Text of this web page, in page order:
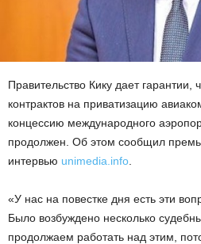
Правительство Кику дает гарантии,
контрактов на приватизацию
концессию международного
продолжен. Об этом сообщил
интервью unimedia.info
«У нас на повестке дня есть эти
Было возбуждено несколько
продолжаем работать над этим,